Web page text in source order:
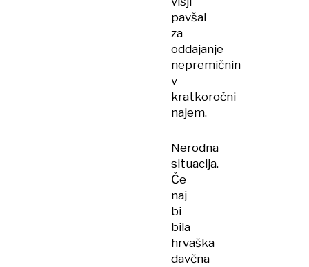
pavšal
za
oddajanje
nepremičnin
v
kratkoročni
najem.
Nerodna
situacija.
Če
naj
bi
bila
hrvaška
davčna